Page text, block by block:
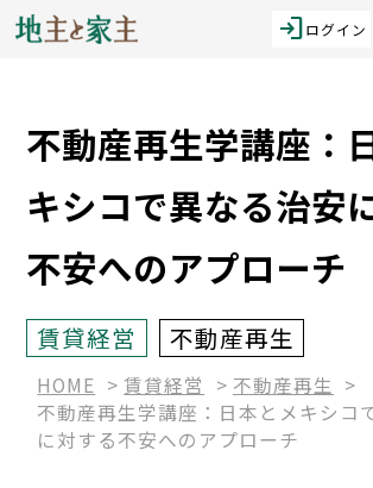
loginログイン
不動産再生学講座：
キシコで異なる治安
不安へのアプローチ
賃貸経営 不動産再生
HOME 賃貸経営
不動産再生
不動産再生学講座：日本とメキシコ
に対する不安へのアプローチ